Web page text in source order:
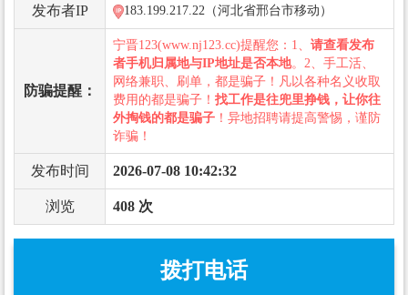
发布者IP 183.199.217.22（河北省邢台市移动）
防骗提醒：
宁晋123(www.nj123.cc)提醒您：1、 请查看发布
者手机归属地与IP地址是否本地。2、手工活、
网络兼职、刷单，都是骗子！凡以各种名义收取
费用的都是骗子！ 找工作是往兜里挣钱，让你往
外掏钱的都是骗子 ！异地招聘请提高警惕，谨防
诈骗！
发布时间 2026-07-08 10:42:32
浏览 408 次
拨打电话